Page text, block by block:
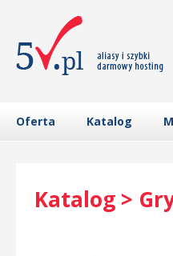
Oferta Katalog
Katalog >